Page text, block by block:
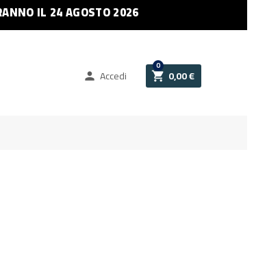
IL 24 AGOSTO 2026
 Accedi  0,00 €
0